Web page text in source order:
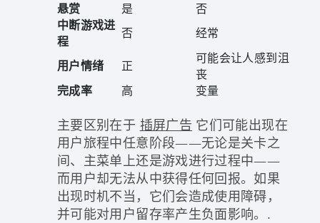
悬赏
是
否
中断游戏进
程
否 经常
用户情绪 正
可能会让人感到沮
丧
完成率
高 变量
主要区别在于 插屏广告 它们可能出现在
用户旅程中任意阶段——无论是关卡之
间、主菜单上还是游戏进行过程中——
而用户却无法从中获得任何回报。如果
出现时机不当，它们会造成使用障碍，
并可能对用户留存率产生负面影响。.